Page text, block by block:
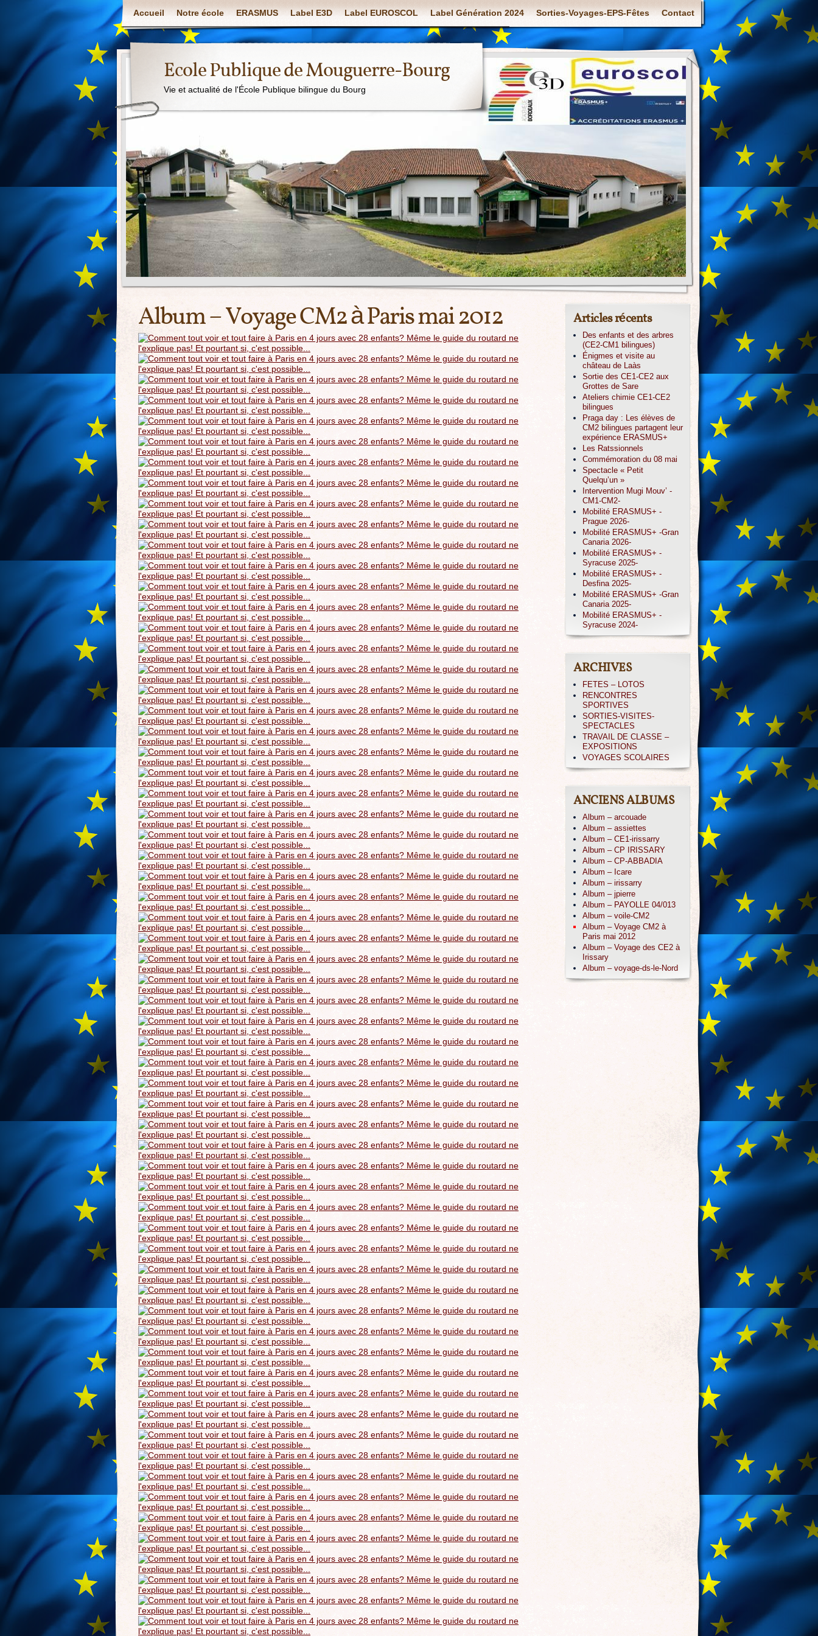
Accueil Notre école ERASMUS Label E3D Label EUROSCOL Label Génération 2024 Sorties-Voyages-EPS-Fêtes Contact
Ecole Publique de Mouguerre-Bourg
Vie et actualité de l'École Publique bilingue du Bourg
Album – Voyage CM2 à Paris mai 2012 Articles récents
Des enfants et des arbres
(CE2-CM1 bilingues)
Énigmes et visite au
château de Laàs
Sortie des CE1-CE2 aux
Grottes de Sare
Ateliers chimie CE1-CE2
bilingues
Praga day : Les élèves de
CM2 bilingues partagent leur
expérience ERASMUS+
Les Ratssionnels
Commémoration du 08 mai
Spectacle « Petit
Quelqu’un »
Intervention Mugi Mouv’ -
CM1-CM2-
Mobilité ERASMUS+ -
Prague 2026-
Mobilité ERASMUS+ -Gran
Canaria 2026-
Mobilité ERASMUS+ -
Syracuse 2025-
Mobilité ERASMUS+ -
Desfina 2025-
Mobilité ERASMUS+ -Gran
Canaria 2025-
Mobilité ERASMUS+ -
Syracuse 2024-
ARCHIVES
FETES – LOTOS
RENCONTRES
SPORTIVES
SORTIES-VISITES-
SPECTACLES
TRAVAIL DE CLASSE –
EXPOSITIONS
VOYAGES SCOLAIRES
ANCIENS ALBUMS
Album – arcouade
Album – assiettes
Album – CE1-irissarry
Album – CP IRISSARY
Album – CP-ABBADIA
Album – Icare
Album – irissarry
Album – jpierre
Album – PAYOLLE 04/013
Album – voile-CM2
Album – Voyage CM2 à
Paris mai 2012
Album – Voyage des CE2 à
Irissary
Album – voyage-ds-le-Nord